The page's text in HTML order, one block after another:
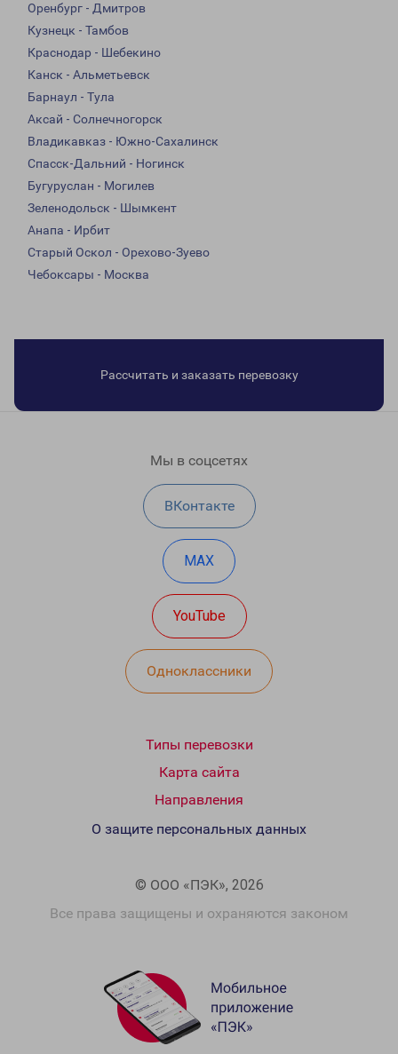
Оренбург - Дмитров
Кузнецк - Тамбов
Краснодар - Шебекино
Канск - Альметьевск
Барнаул - Тула
Аксай - Солнечногорск
Владикавказ - Южно-Сахалинск
Спасск-Дальний - Ногинск
Бугуруслан - Могилев
Зеленодольск - Шымкент
Анапа - Ирбит
Старый Оскол - Орехово-Зуево
Чебоксары - Москва
Рассчитать и заказать перевозку
Мы в соцсетях
ВКонтакте
MAX
YouTube
Одноклассники
Типы перевозки
Карта сайта
Направления
© ООО «ПЭК», 2026
Все права защищены и охраняются законом
О защите персональных данных